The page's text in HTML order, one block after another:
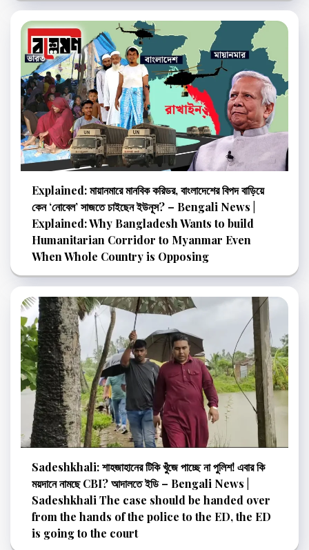
Explained: মায়ানমারে মানবিক করিডর, বাংলাদেশের বিপদ বাড়িয়ে
কেন ‘নোবেল’ সাজতে চাইছেন ইউনূস? – Bengali News |
Explained: Why Bangladesh Wants to build
Humanitarian Corridor to Myanmar Even
When Whole Country is Opposing
Sadeshkhali: শাহজাহানের টিকি খুঁজে পাচ্ছে না পুলিশ! এবার কি
ময়দানে নামছে CBI? আদালতে ইডি – Bengali News |
Sadeshkhali The case should be handed over
from the hands of the police to the ED, the ED
is going to the court